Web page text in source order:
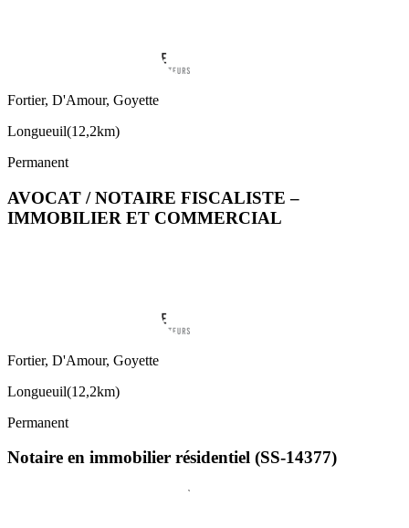
Fortier, D'Amour, Goyette
Longueuil(12,2km)
Permanent
AVOCAT / NOTAIRE FISCALISTE –
IMMOBILIER ET COMMERCIAL
Fortier, D'Amour, Goyette
Longueuil(12,2km)
Permanent
Notaire en immobilier résidentiel (SS-14377)